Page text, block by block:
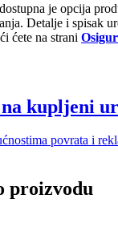
je opcija
Detalje i spisak
ćete na strani
kupljeni
povrata i
proizvodu